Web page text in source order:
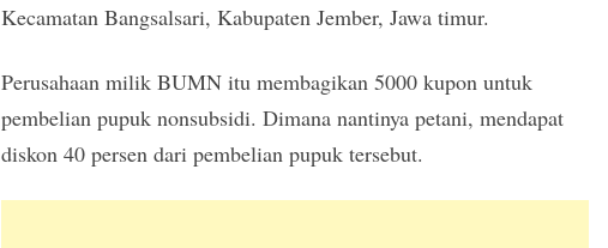
Kecamatan Bangsalsari, Kabupaten Jember, Jawa timur.
Perusahaan milik BUMN itu membagikan 5000 kupon untuk
pembelian pupuk nonsubsidi. Dimana nantinya petani, mendapat
diskon 40 persen dari pembelian pupuk tersebut.